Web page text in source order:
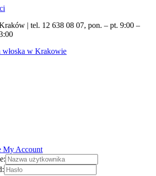
| tel. 12 638 08 07, pon. – pt. 9:00 –
My Account